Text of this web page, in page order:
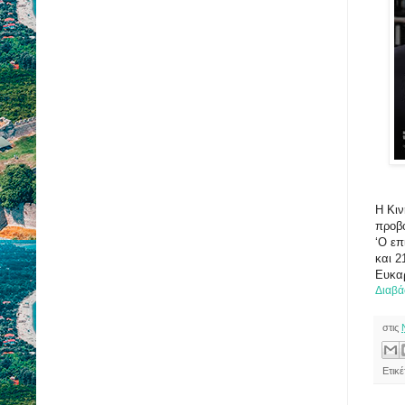
H
‘Ο
και
στις